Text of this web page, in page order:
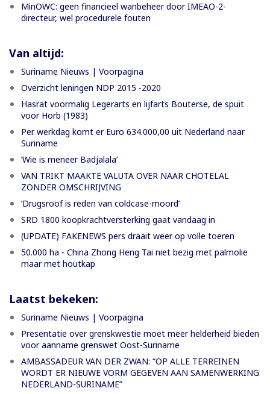
MinOWC: geen financieel wanbeheer door IMEAO-2-
directeur, wel procedurele fouten
Van altijd:
Suriname Nieuws | Voorpagina
Overzicht leningen NDP 2015 -2020
Hasrat voormalig Legerarts en lijfarts Bouterse, de spuit
voor Horb (1983)
Per werkdag komt er Euro 634.000,00 uit Nederland naar
Suriname
‘Wie is meneer Badjalala’
VAN TRIKT MAAKTE VALUTA OVER NAAR CHOTELAL
ZONDER OMSCHRIJVING
’Drugsroof is reden van coldcase-moord’
SRD 1800 koopkrachtversterking gaat vandaag in
(UPDATE) FAKENEWS pers draait weer op volle toeren
50.000 ha - China Zhong Heng Tai niet bezig met palmolie
maar met houtkap
Laatst bekeken:
Suriname Nieuws | Voorpagina
Presentatie over grenskwestie moet meer helderheid bieden
voor aanname grenswet Oost-Suriname
AMBASSADEUR VAN DER ZWAN: “OP ALLE TERREINEN
WORDT ER NIEUWE VORM GEGEVEN AAN SAMENWERKING
NEDERLAND-SURINAME”